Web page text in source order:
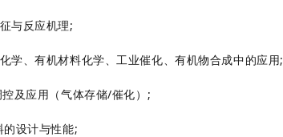
与反应机理;
学、有机材料化学、工业催化、有机物合成中的应用;
及应用（气体存储/催化）;
设计与性能;